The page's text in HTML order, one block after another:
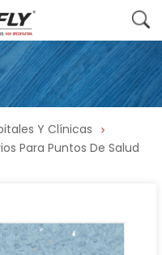
Y Clínicas
Para Puntos De Salud